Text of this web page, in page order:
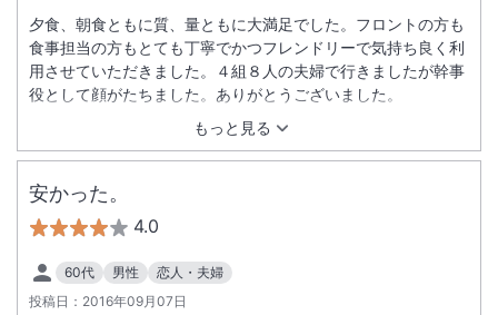
もっと見る
夕食、朝食ともに質、量ともに大満足でした。フロントの方も
食事担当の方もとても丁寧でかつフレンドリーで気持ち良く利
用させていただきました。４組８人の夫婦で行きましたが幹事
役として顔がたちました。ありがとうございました。
安かった。
4.0
60代 男性
恋人・夫婦
投稿日： 2016年09月07日